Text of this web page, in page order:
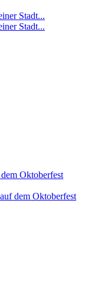
Oktoberfest
dem Oktoberfest